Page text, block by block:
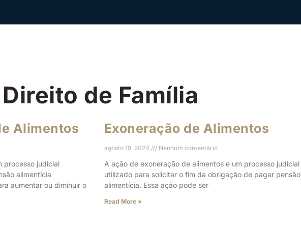
de Família
Alimentos
processo judicial
alimentícia
aumentar ou diminuir o
Exoneração de Alimentos
agosto 19, 2024 Nenhum comentário
A ação de exoneração de alimentos é um processo judicial
utilizado para solicitar o fim da obrigação de pagar pensão
alimentícia. Essa ação pode ser
Read More »